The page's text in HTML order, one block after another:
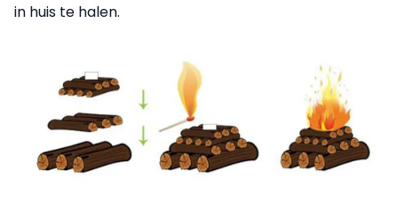
in huis te halen.